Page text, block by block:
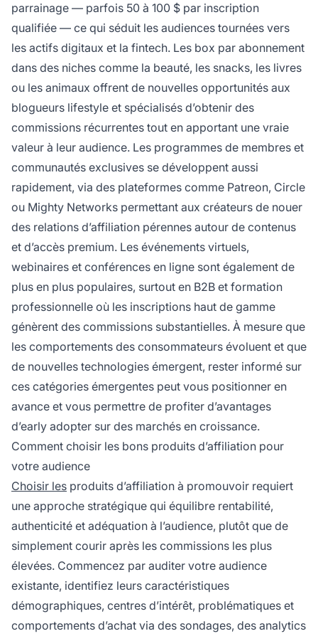
parrainage — parfois 50 à 100 $ par inscription
qualifiée — ce qui séduit les audiences tournées vers
les actifs digitaux et la fintech. Les box par abonnement
dans des niches comme la beauté, les snacks, les livres
ou les animaux offrent de nouvelles opportunités aux
blogueurs lifestyle et spécialisés d’obtenir des
commissions récurrentes tout en apportant une vraie
valeur à leur audience. Les programmes de membres et
communautés exclusives se développent aussi
rapidement, via des plateformes comme Patreon, Circle
ou Mighty Networks permettant aux créateurs de nouer
des relations d’affiliation pérennes autour de contenus
et d’accès premium. Les événements virtuels,
webinaires et conférences en ligne sont également de
plus en plus populaires, surtout en B2B et formation
professionnelle où les inscriptions haut de gamme
génèrent des commissions substantielles. À mesure que
les comportements des consommateurs évoluent et que
de nouvelles technologies émergent, rester informé sur
ces catégories émergentes peut vous positionner en
avance et vous permettre de profiter d’avantages
d’early adopter sur des marchés en croissance.
Comment choisir les bons produits d’affiliation pour
votre audience
Choisir les produits d’affiliation à promouvoir requiert
une approche stratégique qui équilibre rentabilité,
authenticité et adéquation à l’audience, plutôt que de
simplement courir après les commissions les plus
élevées. Commencez par auditer votre audience
existante, identifiez leurs caractéristiques
démographiques, centres d’intérêt, problématiques et
comportements d’achat via des sondages, des analytics